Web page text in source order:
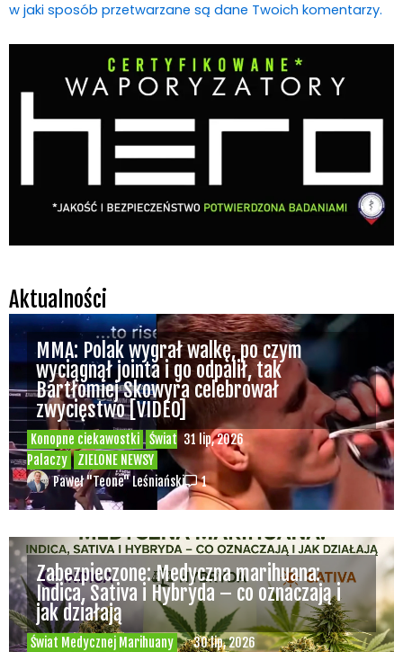
w jaki sposób przetwarzane są dane Twoich komentarzy.
Aktualności
Konopne ciekawostki
Świat
Palaczy
ZIELONE NEWSY
31 lip, 2026
MMA: Polak wygrał walkę, po czym
wyciągnął jointa i go odpalił, tak
Bartłomiej Skowyra celebrował
zwycięstwo [VIDEO]
Paweł "Teone" Leśniański 1
Świat Medycznej Marihuany
30 lip, 2026
Zabezpieczone: Medyczna marihuana:
Indica, Sativa i Hybryda – co oznaczają i
jak działają